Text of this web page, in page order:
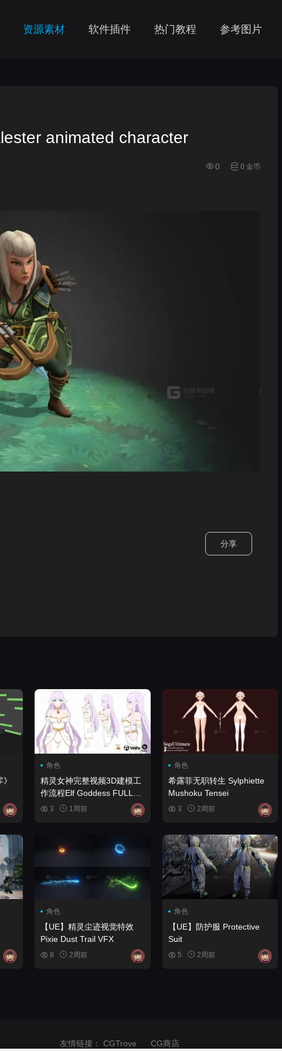
资源素材 软件插件 热门教程 参考图片
animated character
0 0 金币
分享
角色
精灵女神完整视频3D建模工
作流程Elf Goddess FULL
VIDEO Complete 3D
3 1周前
角色
希露菲无职转生 Sylphiette
Mushoku Tensei
3 2周前
角色
【UE】精灵尘迹视觉特效
Pixie Dust Trail VFX
8 2周前
角色
【UE】防护服 Protective
Suit
5 2周前
友情链接： CGTrove CG商店